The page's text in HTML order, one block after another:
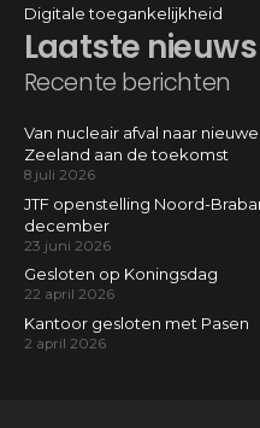
Laatste nieuws
Recente berichten
Van nucleair afval naar
Zeeland aan de toekomst
8 juli 2026
JTF openstelling Noord-
december
23 juni 2026
Gesloten op Koningsdag
22 april 2026
Kantoor gesloten met Pasen
2 april 2026
Digitale toegankelijkheid